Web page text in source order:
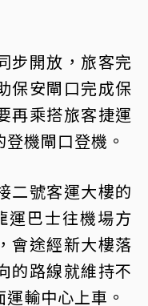
步開放，旅客完
保安閘口完成保
再乘搭旅客捷運
機閘口登機。
二號客運大樓的
運巴士往機場方
會途經新大樓落
的路線就維持不
輸中心上車。